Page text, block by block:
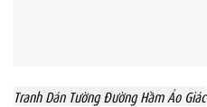
Tranh Dán Tường Đường Hầm Ảo Giác